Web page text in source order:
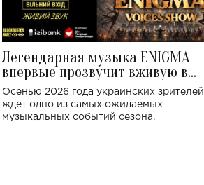
Легендарная музыка ENIGMA
впервые прозвучит вживую в
Украине: где состоится концерт
Осенью 2026 года украинских зрителей
ждет одно из самых ожидаемых
музыкальных событий сезона.